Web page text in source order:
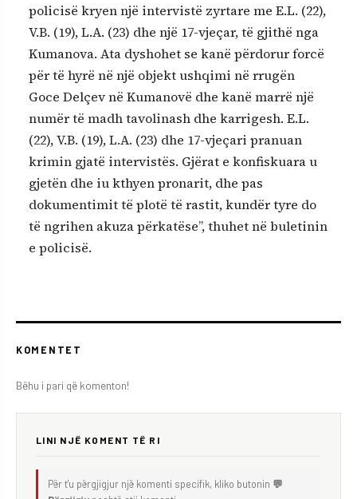
policisë kryen një intervistë zyrtare me E.L. (22),
V.B. (19), L.A. (23) dhe një 17-vjeçar, të gjithë nga
Kumanova. Ata dyshohet se kanë përdorur forcë
për të hyrë në një objekt ushqimi në rrugën
Goce Delçev në Kumanovë dhe kanë marrë një
numër të madh tavolinash dhe karrigesh. E.L.
(22), V.B. (19), L.A. (23) dhe 17-vjeçari pranuan
krimin gjatë intervistës. Gjërat e konfiskuara u
gjetën dhe iu kthyen pronarit, dhe pas
dokumentimit të plotë të rastit, kundër tyre do
të ngrihen akuza përkatëse”, thuhet në buletinin
e policisë.
KOMENTET
Bëhu i pari që komenton!
LINI NJË KOMENT TË RI
Për t'u përgjigjur një komenti specifik, kliko butonin 💬